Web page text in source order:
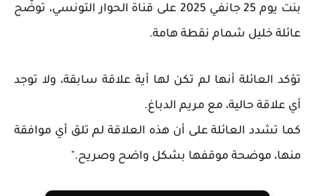
بنت يوم 25 جانفي 2025 على قناة الحوار التونسي، توضّح
عائلة خليل شمام نقطة هامة.
تؤكد العائلة أنها لم تكن لها أية علاقة سابقة، ولا توجد
أي علاقة حالية، مع مريم الدباغ.
كما تشدد العائلة على أن هذه العلاقة لم تلق أي موافقة
منها، موضحة موقفها بشكل واضح وصريح."